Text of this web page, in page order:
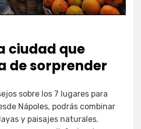
ciudad que
de sorprender
sobre los 7 lugares para
Nápoles, podrás combinar
y paisajes naturales.